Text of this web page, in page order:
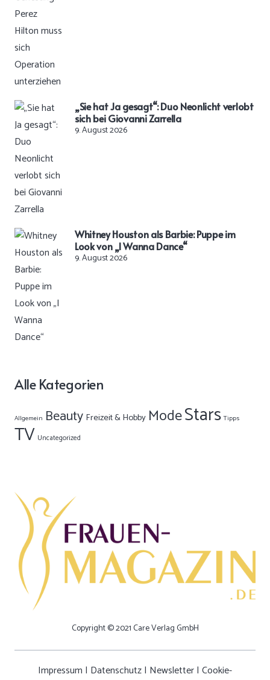
„Sie hat Ja gesagt“: Duo Neonlicht verlobt
sich bei Giovanni Zarrella
9. August 2026
Whitney Houston als Barbie: Puppe im
Look von „I Wanna Dance“
9. August 2026
Alle Kategorien
Allgemein Beauty Freizeit & Hobby ModeStars Tipps
TV Uncategorized
Copyright © 2021 Care Verlag GmbH
Impressum | Datenschutz| Newsletter| Cookie-